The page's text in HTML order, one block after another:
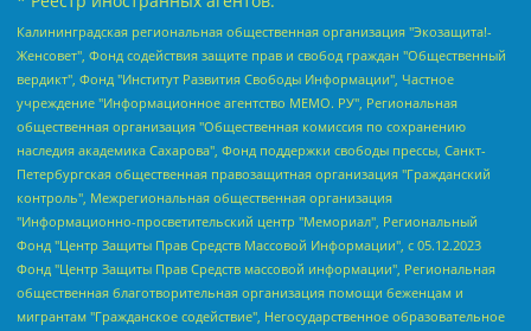
Калининградская региональная общественная организация "Экозащита!-Женсовет", Фонд содействия защите прав и свобод граждан "Общественный вердикт", Фонд "Институт Развития Свободы Информации", Частное учреждение "Информационное агентство МЕМО. РУ", Региональная общественная организация "Общественная комиссия по сохранению наследия академика Сахарова", Фонд поддержки свободы прессы, Санкт-Петербургская общественная правозащитная организация "Гражданский контроль", Межрегиональная общественная организация "Информационно-просветительский центр "Мемориал", Региональный Фонд "Центр Защиты Прав Средств Массовой Информации", с 05.12.2023 Фонд "Центр Защиты Прав Средств массовой информации", Региональная общественная благотворительная организация помощи беженцам и мигрантам "Гражданское содействие", Негосударственное образовательное учреждение дополнительного профессионального образования (повышение квалификации) специалистов "АКАДЕМИЯ ПО ПРАВАМ ЧЕЛОВЕКА", Свердловская региональная общественная организация "Сутяжник", Автономная некоммерческая организация "Центр независимых социологических исследований", Союз общественных объединений "Российский исследовательский центр по правам человека", Региональное общественное учреждение научно-информационный центр "МЕМОРИАЛ", Некоммерческая организация "Фонд защиты гласности", Автономная некоммерческая организация "Институт прав человека", Городская общественная организация "Екатеринбургское общество "МЕМОРИАЛ", Городская общественная организация "Рязанское историко-просветительское и правозащитное общество "Мемориал" (Рязанский Мемориал), Челябинский региональный орган общественной самодеятельности – женское общественное объединение "Женщины Евразии", Челябинский региональный орган общественной самодеятельности "Уральская правозащитная группа", Фонд содействия защите здоровья и социальной справедливости имени Андрея Рылькова, Автономная Некоммерческая Организация "Аналитический Центр Юрия Левады", Автономная некоммерческая организация социальной поддержки населения "Проект Апрель", Региональная общественная организация помощи женщинам и детям, находящимся в кризисной ситуации "Информационно-методический центр "Анна", Фонд содействия развитию массовых коммуникаций и правовому просвещению "Так-так-Так", Фонд содействия устойчивому развитию "Серебряная тайга", Свердловский региональный общественный фонд социальных проектов "Новое время", "Idel.Реалии", Кавказ.Реалии, Крым.Реалии, Телеканал Настоящее Время, Татаро-башкирская служба Радио Свобода (Azatliq Radiosi), Радио Свободная Европа/Радио Свобода (PCE/PC), "Сибирь.Реалии", "Фактограф", Благотворительный фонд помощи осужденным и их семьям, Автономная некоммерческая организация "Институт глобализации и социальных движений", Фонд "В защиту прав заключенных", Частное учреждение "Центр поддержки и содействия развитию средств массовой информации", Пензенский региональный общественный благотворительный фонд "Гражданский союз", "Север.Реалии", Некоммерческая организация Фонд "Правовая инициатива", Общество с ограниченной ответственностью "Радио Свободная Европа/Радио Свобода", Чешское информационное агентство "MEDIUM-ORIENT", Красноярская региональная общественная организация "Мы против СПИДа", Камалягин Денис Николаевич, Маркелов Сергей Евгеньевич, Пономарев Лев Александрович, Савицкая Людмила Алексеевна, Автономная некоммерческая организация "Центр по работе с проблемой насилия "НАСИЛИЮ.НЕТ", Межрегиональный профессиональный союз работников здравоохранения "Альянс врачей", Юридическое лицо, зарегистрированное в Латвийской Республике, SIA "Medusa Project" (регистрационный номер 40103797863, дата регистрации 10.06.2014), Некоммерческая организация "Фонд по борьбе с коррупцией", Автономная некоммерческая организация "Институт права и публичной политики", Баданин Роман Сергеевич, Гликин Максим Александрович, Железнова Мария Михайловна, Лукьянова Юлия Сергеевна, Маетная Елизавета Витальевна, Маняхин Петр Борисович, Чуракова Ольга Владимировна, Ярош Юлия Петровна, Юридическое лицо "The Insider SIA", зарегистрированное в Риге, Латвийская Республика (дата регистрации 26.06.2015), являющееся администратором доменного имени интернет-издания "The Insider SIA", https://theins.ru, Постернак Алексей Евгеньевич, Рубин Михаил Аркадьевич, Анин Роман Александрович, Юридическое лицо Istories fonds, зарегистрированное в Латвийской Республике (регистрационный номер 50008295751, дата регистрации 24.02.2020), Великовский Дмитрий Александрович, Долинина Ирина Николаевна, Мароховская Алеся Алексеевна, Шлейнов Роман Юрьевич, Шмагун Олеся Валентиновна, Общество с ограниченной ответственностью "Альтаир 2021", Общество с ограниченной ответственностью "Вега 2021", Общество с ограниченной ответственностью "Главный редактор 2021", Общество с ограниченной ответственностью "Ромашки монолит", Важенков Артем Валерьевич, Ивановская областная общественная организация "Центр гендерных исследований", Гурман Юрий Альбертович, Медиапроект "ОВД-Инфо", Егоров Владимир Владимирович, Жилинский Владимир Александрович, Общество с ограниченной ответственностью "ЗП", Иванова София Юрьевна, Карезина Инна Павловна, Кильтау Екатерина Викторовна, Петров Алексей Викторович, Пискунов Сергей Евгеньевич, Смирнов Сергей Сергеевич, Тихонов Михаил Сергеевич, Общество с ограниченной ответственностью "ЖУРНАЛИСТ-ИНОСТРАННЫЙ АГЕНТ", Арапова Галина Юрьевна, Вольтская Татьяна Анатольевна, Американская компания "Mason G.E.S. Anonymous Foundation" (США), являющаяся владельцем интернет-издания https://mnews.world/, Компания "Stichting Bellingcat", зарегистрированная в Нидерландах (дата регистрации 11.07.2018), Захаров Андрей Вячеславович, Клепиковская Екатерина Дмитриевна, Общество с ограниченной ответственностью "МЕМО", Перл Роман Александрович, Симонов Евгений Алексеевич, Соловьева Елена Анатольевна, Сотников Даниил Владимирович, Сурначева Елизавета Дмитриевна, Автономная некоммерческая организация по защите прав человека и информированию населения "Якутия – Наше Мнение", Общество с ограниченной ответственностью "Москоу диджитал медиа", с 26.01.2023 Общество с ограниченной ответственностью "Чайка Белые сады", Ветошкина Валерия Валерьевна, Заговора Максим Александрович, Межрегиональное общественное движение "Российская ЛГБТ - сеть", Оленичев Максим Владимирович, Павлов Иван Юрьевич, Скворцова Елена Сергеевна, Общество с ограниченной ответственностью "Как бы инагент", Кочетков Игорь Викторович, Общество с ограниченной ответственностью "Честные выборы", Еланчик Олег Александрович, Общество с ограниченной ответственностью "Нобелевский призыв", Гималова Регина Эмилевна, Григорьев Андрей Валерьевич, Григорьева Алина Александровна, Ассоциация по содействию защите прав призывников, альтернативнослужащих и военнослужащих "Правозащитная группа "Гражданин.Армия.Право", Хисамова Регина Фаритовна, Автономная некоммерческая организация по реализации социально-правовых программ "Лилит", Дальневосточное общественное движение "Маяк", Санкт-Петербургская ЛГБТ-инициативная группа "Выход", Инициативная группа ЛГБТ+ "Реверс", Алексеев Андрей Викторович, Бекбулатова Таисия Львовна, Беляев Иван Михайлович, Владыкина Елена Сергеевна, Гельман Марат Александрович, Никульшина Вероника Юрьевна, Толоконникова Надежда Андреевна, Шендерович Виктор Анатольевич, Общество с ограниченной ответственностью "Данное сообщение", Общество с ограниченной ответственностью Издательский дом "Новая глава", Айнбиндер Александра Александровна, Московский комьюнити-центр для ЛГБТ+инициатив, Благотворительный фонд развития филантропии, Deutsche Welle (Германия, Kurt-Schumacher-Strasse 3, 53113 Bonn), Борзунова Мария Михайловна, Воробьев Виктор Викторович, Голубева Анна Львовна, Константинова Алла Михайловна, Малкова Ирина Владимировна, Мурадов Мурад Абдулгалимович, Осетинская Елизавета Николаевна, Понасенков Евгений Николаевич, Ганапольский Матвей Юрьевич, Киселев Евгений Алексеевич, Борухович Ирина Григорьевна, Дремин Иван Тимофеевич, Дубровский Дмитрий Викторович, Красноярская региональная общественная организация поддержки и развития альтернативных образовательных технологий и межкультурных коммуникаций "ИНТЕРРА", Маяковская Екатерина Алексеевна, Фейгин Марк Захарович, Филимонов Андрей Викторович, Дзугкоева Регина Николаевна, Доброхотов Роман Александрович, Дудь Юрий Александрович, Елкин Сергей Владимирович, Кругликов Кирилл Игоревич, Сабунаева Мария Леонидовна, Семенов Алексей Владимирович, Шаинян Карен Багратович, Шульман Екатерина Михайловна, Асафьев Артур Валерьевич, Вахштайн Виктор Семенович, Венедиктов Алексей Алексеевич, Лушникова Екатерина Евгеньевна, Волков Леонид Михайлович, Невзоров Александр Глебович, Пархоменко Сергей Борисович, Сироткин Ярослав Николаевич, Кара-Мурза Владимир Владимирович, Баранова Наталья Владимировна, Гозман Леонид Яковлевич, Кагарлицкий Борис Юльевич, Климарев Михаил Валерьевич, Милов Владимир Станиславович, Автономная некоммерческая организация Краснодарский центр современного искусства "Типография", Моргенштерн Алишер Тагирович, Соболь Любовь Эдуардовна, Общество с ограниченной ответственностью "ЛИЗА НОРМ", Каспаров Гарри Кимович, Ходорковский Михаил Борисович, Общество с ограниченной ответственностью "Апрельские тезисы", Данилович Ирина Брониславовна, Кашин Олег Владимирович, Петров Николай Владимирович, Пивоваров Алексей Владимирович, Соколов Михаил Владимирович, Цветкова Юлия Владимировна, Чичваркин Евгений Александрович, Комитет против пыток/Команда против пыток, Общество с ограниченной ответственностью "Первый научный", Общество с ограниченной ответственностью "Вертолет и ко", Белоцерковская Вероника Борисовна, Кац Максим Евгеньевич, Лазарева Татьяна Юрьевна, Шаведдинов Руслан Табризович, Яшин Илья Валерьевич, Общество с ограниченной ответственностью "Иноагент ААВ", Алешковский Дмитрий Петрович, Альбац Евгения Марковна, Быков Дмитрий Львович, Галямина Юлия Евгеньевна, Лойко Сергей Леонидович, Мартынов Кирилл Константинович, Медведев Сергей Александрович, Крашенинников Федор Геннадиевич, Гордеева Катерина Вл